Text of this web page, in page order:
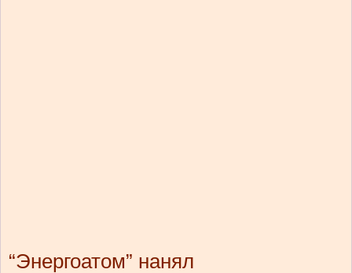
“Энергоатом” нанял